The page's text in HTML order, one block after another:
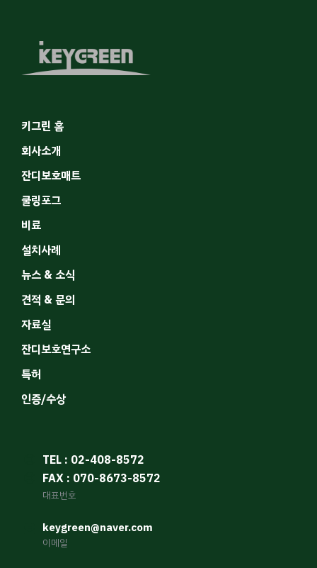
키그린 홈
회사소개
잔디보호매트
쿨링포그
비료
설치사례
뉴스 & 소식
견적 & 문의
자료실
잔디보호연구소
특허
인증/수상
TEL : 02-408-8572
FAX : 070-8673-8572
대표번호
keygreen@naver.com
이메일